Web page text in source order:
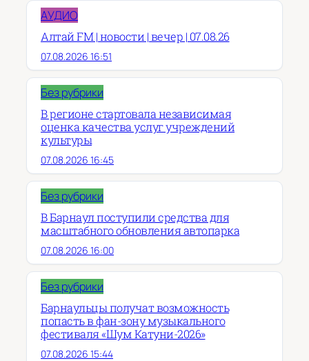
АУДИО
Алтай FM | новости | вечер | 07.08.26
07.08.2026 16:51
Без рубрики
В регионе стартовала независимая
оценка качества услуг учреждений
культуры
07.08.2026 16:45
Без рубрики
В Барнаул поступили средства для
масштабного обновления автопарка
07.08.2026 16:00
Без рубрики
Барнаульцы получат возможность
попасть в фан-зону музыкального
фестиваля «Шум Катуни-2026»
07.08.2026 15:44